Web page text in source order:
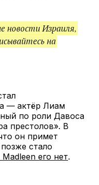
новости Израиля,
на
— актёр Лиам
по роли Давоса
престолов». В
он примет
стало
его нет.